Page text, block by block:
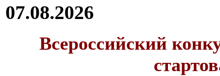
07.08.2026
Всероссийский